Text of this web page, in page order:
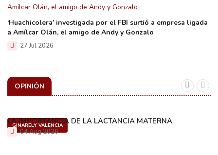
‘Huachicolera’ investigada por el FBI surtió a empresa ligada
a Amílcar Olán, el amigo de Andy y Gonzalo
27 Jul 2026
OPINIÓN
GINARELY VALENCIA
LA IMPORTANCIA DE LA LACTANCIA MATERNA
04 Aug 2026